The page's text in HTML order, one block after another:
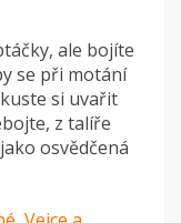
ale bojíte
se při motání
si uvařit
z talíře
osvědčená